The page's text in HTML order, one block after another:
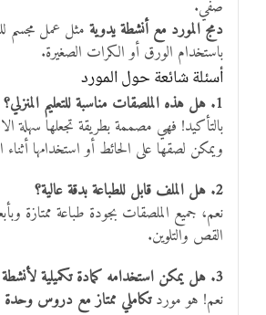
صفّي.
دمج المورد مع أنشطة يدويةمثل عمل مجسم
باستخدام الورق أو الكرات الصغيرة.
أسئلة شائعة حول المورد
1. هل هذه الملصقات مناسبة للتعليم المنزلي؟
بالتأكيد! فهي مصممة بطريقة تجعلها سهلة
ويمكن لصقها على الحائط أو استخدامها أثناء
2. هل الملف قابل للطباعة بدقة عالية؟
نعم، جميع الملصقات بجودة طباعة ممتازة
القص والتلوين.
3. هل يمكن استخدامه كمادة تكميلية لأنشطة العلوم؟
نعم! هو موردتكاملي ممتاز مع دروس وحدة